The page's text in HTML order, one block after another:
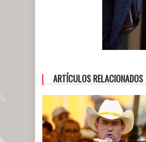
ARTÍCULOS RELACIONADOS